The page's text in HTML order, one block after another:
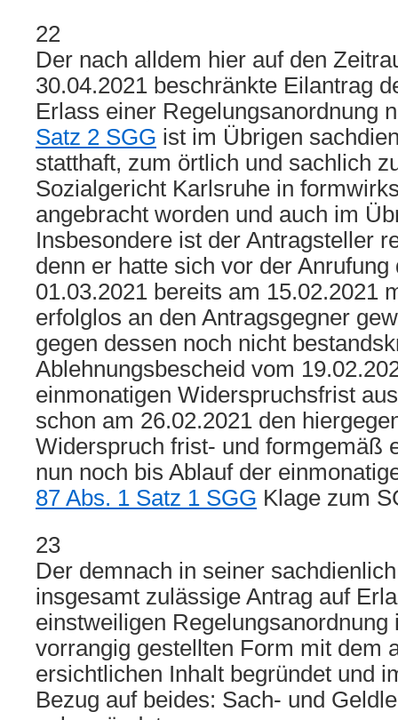
22
Der nach alldem hier auf den
30.04.2021 beschränkte Eilantrag
Erlass einer Regelungsanordnung
Satz 2 SGG ist im Übrigen
statthaft, zum örtlich und sachlich
Sozialgericht Karlsruhe in
angebracht worden und auch im
Insbesondere ist der Antragsteller
denn er hatte sich vor der
01.03.2021 bereits am 15.02.2021
erfolglos an den Antragsgegner
gegen dessen noch nicht
Ablehnungsbescheid vom
einmonatigen Widerspruchsfrist
schon am 26.02.2021 den
Widerspruch frist- und formgemäß
nun noch bis Ablauf der
87 Abs. 1 Satz 1 SGG Klage zum
23
Der demnach in seiner
insgesamt zulässige Antrag auf
einstweiligen
vorrangig gestellten Form mit dem
ersichtlichen Inhalt begründet und
Bezug auf beides: Sach- und